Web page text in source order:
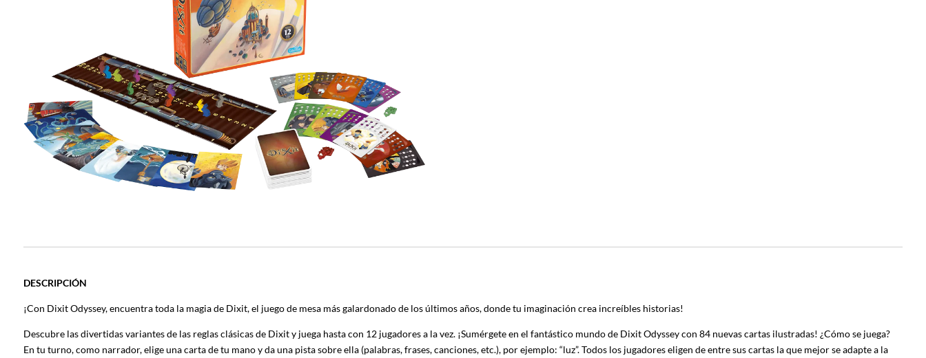
DESCRIPCIÓN
¡Con Dixit Odyssey, encuentra toda la magia de Dixit, el juego de mesa más galardonado de los últimos años, donde tu imaginación crea increíbles historias!
Descubre las divertidas variantes de las reglas clásicas de Dixit y juega hasta con 12 jugadores a la vez. ¡Sumérgete en el fantástico mundo de Dixit Odyssey con 84 nuevas cartas ilustradas! ¿Cómo se juega?
En tu turno, como narrador, elige una carta de tu mano y da una pista sobre ella (palabras, frases, canciones, etc.), por ejemplo: “luz”. Todos los jugadores eligen de entre sus cartas la que mejor se adapte a la